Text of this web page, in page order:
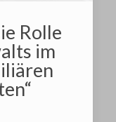
Rolle
im